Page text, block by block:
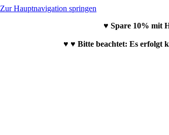
Zur Hauptnavigation springen
♥ Spare 10% mit
♥ ♥ Bitte beachtet: Es erfolgt